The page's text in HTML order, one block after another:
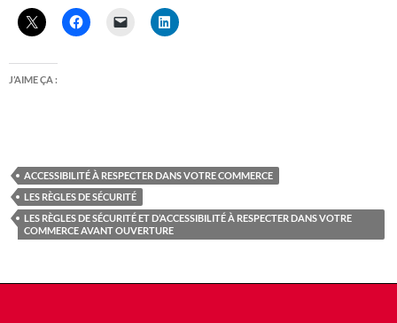
J’AIME ÇA :
ACCESSIBILITÉ À RESPECTER DANS VOTRE COMMERCE
LES RÈGLES DE SÉCURITÉ
LES RÈGLES DE SÉCURITÉ ET D’ACCESSIBILITÉ À RESPECTER DANS VOTRE
COMMERCE AVANT OUVERTURE